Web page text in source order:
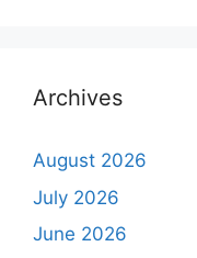
Archives
August 2026
July 2026
June 2026